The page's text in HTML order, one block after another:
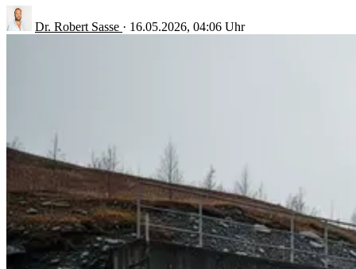
Dr. Robert Sasse · 16.05.2026, 04:06 Uhr